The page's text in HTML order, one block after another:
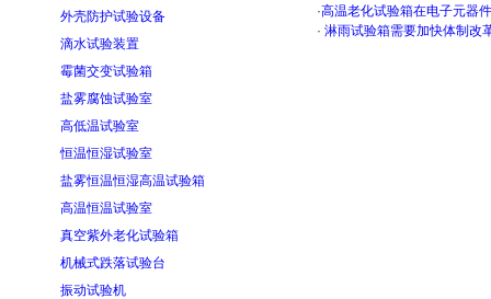
外壳防护试验设备
滴水试验装置
霉菌交变试验箱
盐雾腐蚀试验室
高低温试验室
恒温恒湿试验室
盐雾恒温恒湿高温试验箱
高温恒温试验室
真空紫外老化试验箱
机械式跌落试验台
振动试验机
·高温老化试验箱在电子元器
· 淋雨试验箱需要加快体制改